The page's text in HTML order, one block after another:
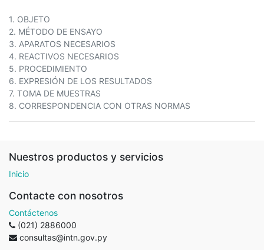
1. OBJETO
2. MÉTODO DE ENSAYO
3. APARATOS NECESARIOS
4. REACTIVOS NECESARIOS
5. PROCEDIMIENTO
6. EXPRESIÓN DE LOS RESULTADOS
7. TOMA DE MUESTRAS
8. CORRESPONDENCIA CON OTRAS NORMAS
Nuestros productos y servicios
Inicio
Contacte con nosotros
Contáctenos
(021) 2886000
consultas@intn.gov.py